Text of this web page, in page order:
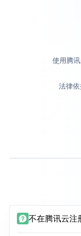
使用腾
法律依
不在腾讯云注